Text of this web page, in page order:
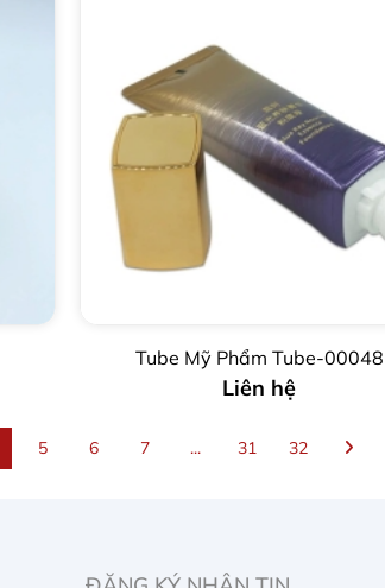
Tube Mỹ Phẩm Tube-00048
Liên hệ
5 6 7 ... 31 32